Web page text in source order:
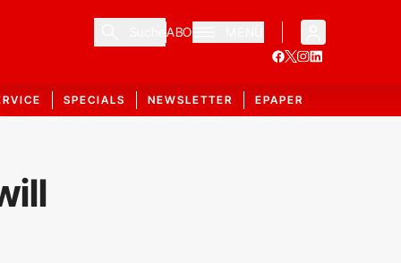
ABO
SPECIALS NEWSLETTER EPAPER